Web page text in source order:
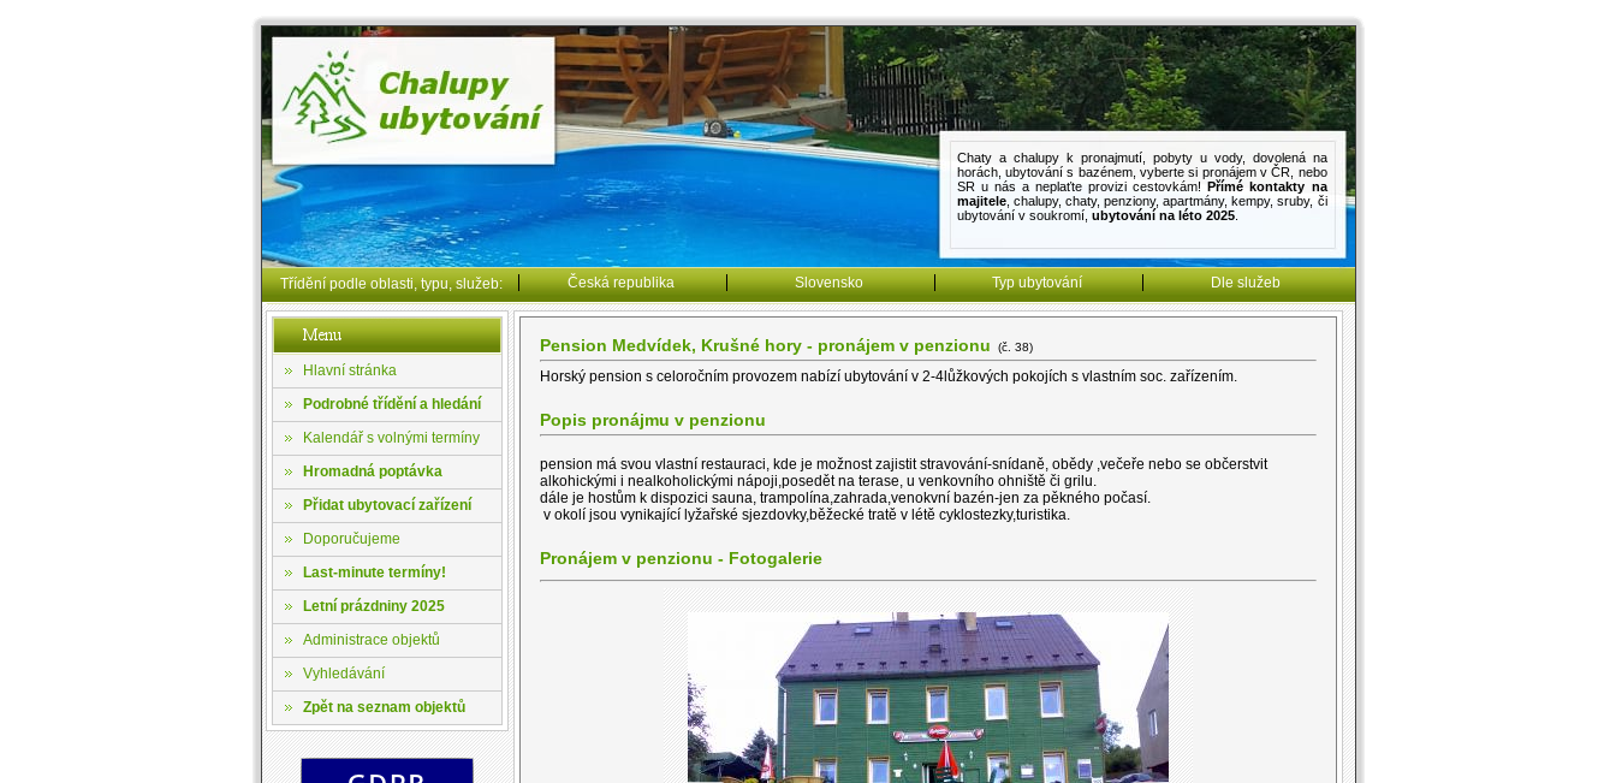
Chaty a chalupy k pronajmutí, pobyty u vody, dovolená na
horách, ubytování s bazénem, vyberte si pronájem v ČR, nebo
SR u nás a neplaťte provizi cestovkám!Přímé kontakty na
majitele, chalupy, chaty, penziony,apartmány,kempy,sruby, či
ubytování v soukromí, ubytování na léto 2025.
Třídění podle oblasti, typu, služeb: Česká republika Slovensko Typ ubytování Dle služeb
Hlavní stránka
Podrobné třídění a hledání
Kalendář s volnými termíny
Hromadná poptávka
Přidat ubytovací zařízení
Doporučujeme
Last-minute termíny!
Letní prázdniny 2025
Administrace objektů
Vyhledávání
Zpět na seznam objektů
Pension Medvídek, Krušné hory - pronájem v penzionu (č. 38)
Horský pension s celoročním provozem nabízí ubytování v 2-4lůžkových pokojích s vlastním soc. zařízením.
Popis pronájmu v penzionu
pension má svou vlastní restauraci, kde je možnost zajistit stravování-snídaně, obědy ,večeře nebo se občerstvit
alkohickými i nealkoholickými nápoji,posedět na terase, u venkovního ohniště či grilu.
dále je hostům k dispozici sauna, trampolína,zahrada,venokvní bazén-jen za pěkného počasí.
v okolí jsou vynikající lyžařské sjezdovky,běžecké tratě v létě cyklostezky,turistika.
Pronájem v penzionu - Fotogalerie